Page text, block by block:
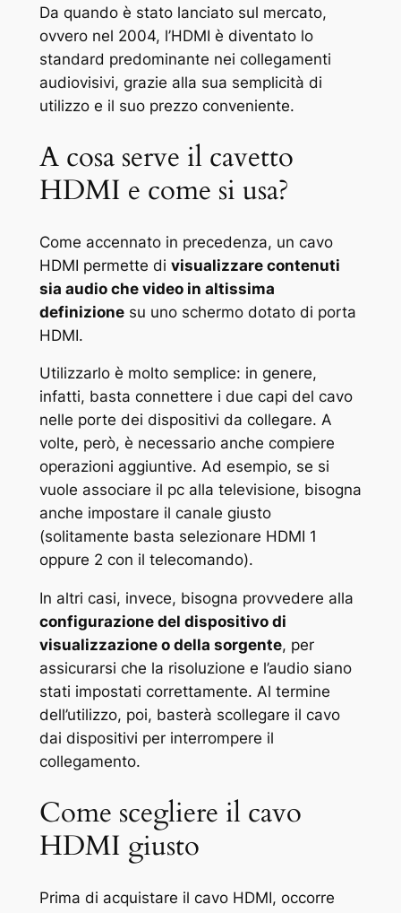
Da quando è stato lanciato sul mercato,
ovvero nel 2004, l’HDMI è diventato lo
standard predominante nei collegamenti
audiovisivi, grazie alla sua semplicità di
utilizzo e il suo prezzo conveniente.
A cosa serve il cavetto
HDMI e come si usa?
Come accennato in precedenza, un cavo
HDMI permette di visualizzare contenuti
sia audio che video in altissima
definizionesu uno schermo dotato di porta
HDMI.
Utilizzarlo è molto semplice: in genere,
infatti, basta connettere i due capi del cavo
nelle porte dei dispositivi da collegare. A
volte, però, è necessario anche compiere
operazioni aggiuntive. Ad esempio, se si
vuole associare il pc alla televisione, bisogna
anche impostare il canale giusto
(solitamente basta selezionare HDMI 1
oppure 2 con il telecomando).
In altri casi, invece, bisogna provvedere alla
configurazione del dispositivo di
visualizzazione o della sorgente, per
assicurarsi che la risoluzione e l’audio siano
stati impostati correttamente. Al termine
dell’utilizzo, poi, basterà scollegare il cavo
dai dispositivi per interrompere il
collegamento.
Come scegliere il cavo
HDMI giusto
Prima di acquistare il cavo HDMI, occorre